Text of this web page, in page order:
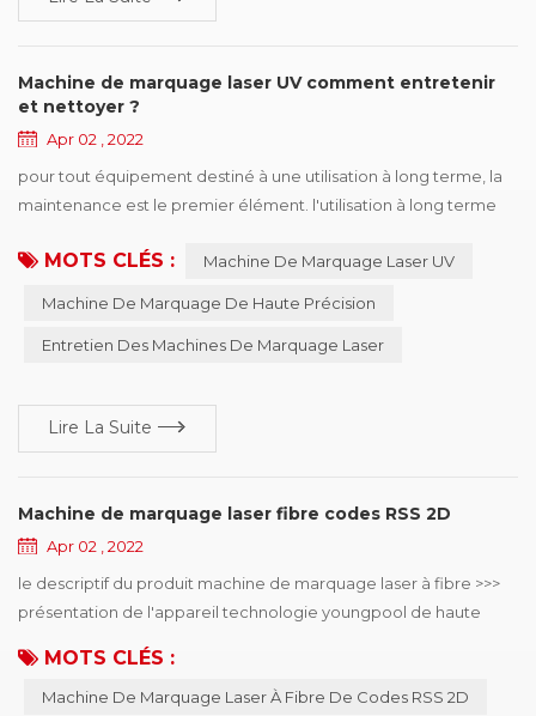
Machine de marquage laser UV comment entretenir
et nettoyer ?
Apr 02 , 2022
pour tout équipement destiné à une utilisation à long terme, la
maintenance est le premier élément. l'utilisation à long terme
sujette aux pannes. par conséquent, un entretien et une
précision de marquage de la machine de marquage et
prolonger la durée de vie de la machine. mach...
MOTS CLÉS : Machine De Marquage Laser UV
Machine De Marquage De Haute Précision
Entretien Des Machines De Marquage Laser
Lire La Suite
Machine de marquage laser fibre codes RSS 2D
Apr 02 , 2022
le descriptif du produit machine de marquage laser à fibre >>>
présentation de l'appareil technologie youngpool de haute
utilisé dans identification de codage de carte PCB de corps de
ligne de smt , peut choisir le codage en ligne ou hors ligne,
MOTS CLÉS :
Machine De Marquage Laser À Fibre De Codes RSS 2D